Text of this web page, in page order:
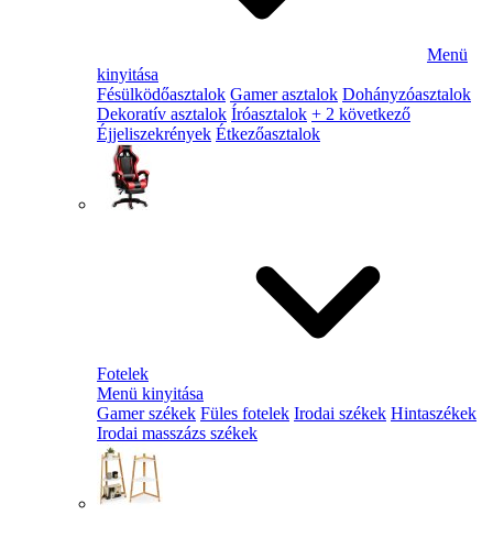
Menü
kinyitása
Fésülködőasztalok Gamer asztalok Dohányzóasztalok
Dekoratív asztalok Íróasztalok + 2 következő
Éjjeliszekrények Étkezőasztalok
Fotelek
Menü kinyitása
Gamer székek Füles fotelek Irodai székek Hintaszékek
Irodai masszázs székek